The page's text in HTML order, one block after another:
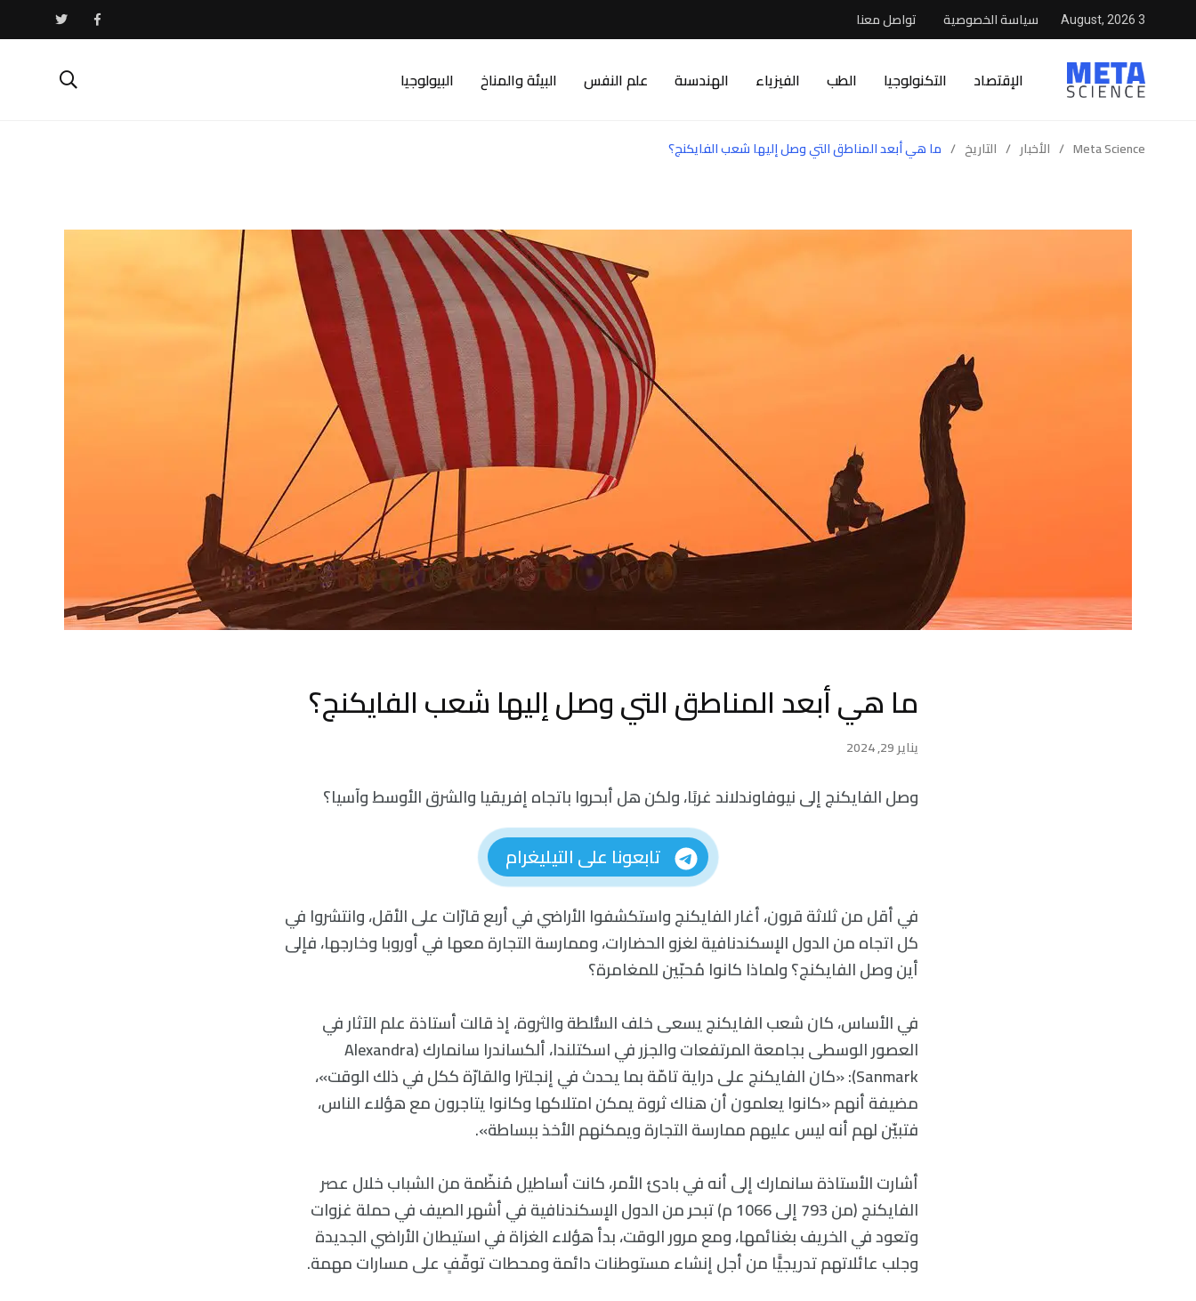
3 August, 2026 سياسة الخصوصية تواصل معنا
الإقتصاد التكنولوجيا الطب الفيزياء الهندسىة علم النفس البيئة والمناخ البيولوجيا
Meta Science
/ الأخبار / التاريخ / ما هي أبعد المناطق التي وصل إليها شعب الفايكنج؟
ما هي أبعد المناطق التي وصل إليها شعب الفايكنج؟
يناير 29, 2024
وصل الفايكنج إلى نيوفاوندلاند غربًا، ولكن هل أبحروا باتجاه إفريقيا والشرق الأوسط وآسيا؟
تابعونا على التيليغرام
في أقل من ثلاثة قرون، أغار الفايكنج واستكشفوا الأراضي في أربع قارّات على الأقل، وانتشروا في
كل اتجاه من الدول الإسكندنافية لغزو الحضارات، وممارسة التجارة معها في أوروبا وخارجها، فإلى
أين وصل الفايكنج؟ ولماذا كانوا مُحبّين للمغامرة؟
في الأساس، كان شعب الفايكنج يسعى خلف السُّلطة والثروة، إذ قالت أستاذة علم الآثار في
العصور الوسطى بجامعة المرتفعات والجزر في اسكتلندا، ألكساندرا سانمارك (Alexandra
Sanmark): «كان الفايكنج على دراية تامّة بما يحدث في إنجلترا والقارّة ككل في ذلك الوقت»،
مضيفة أنهم «كانوا يعلمون أن هناك ثروة يمكن امتلاكها وكانوا يتاجرون مع هؤلاء الناس،
فتبيّن لهم أنه ليس عليهم ممارسة التجارة ويمكنهم الأخذ ببساطة».
أشارت الأستاذة سانمارك إلى أنه في بادئ الأمر، كانت أساطيل مُنظّمة من الشباب خلال عصر
الفايكنج (من 793 إلى 1066 م) تبحر من الدول الإسكندنافية في أشهر الصيف في حملة غزوات
وتعود في الخريف بغنائمها، ومع مرور الوقت، بدأ هؤلاء الغزاة في استيطان الأراضي الجديدة
وجلب عائلاتهم تدريجيًّا من أجل إنشاء مستوطنات دائمة ومحطات توقّفٍ على مسارات مهمة.